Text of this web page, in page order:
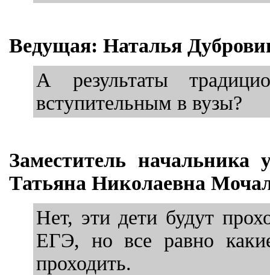
Ведущая: Наталья
А результаты
вступительным в вузы?
Заместитель начальника
Татьяна Николаевна
Нет, эти дети будут
ЕГЭ, но все равно
проходить.